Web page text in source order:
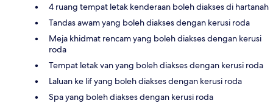
4 ruang tempat letak kenderaan boleh diakses di hartanah
Tandas awam yang boleh diakses dengan kerusi roda
Meja khidmat rencam yang boleh diakses dengan kerusi
roda
Tempat letak van yang boleh diakses dengan kerusi roda
Laluan ke lif yang boleh diakses dengan kerusi roda
Spa yang boleh diakses dengan kerusi roda